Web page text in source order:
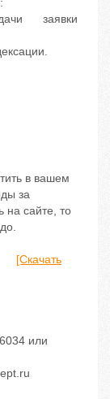
заявки
в вашем
за
на сайте, то
[Скачать
или